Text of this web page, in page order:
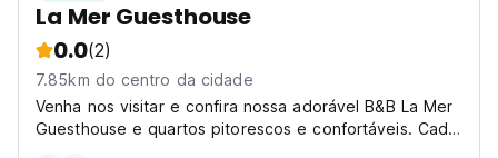
La Mer Guesthouse
0.0(2)
7.85km do centro da cidade
Venha nos visitar e confira nossa adorável B&B La Mer
Guesthouse e quartos pitorescos e confortáveis. Cada